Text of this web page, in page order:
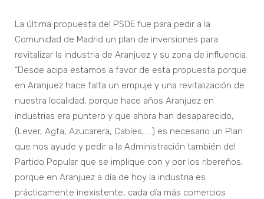
La última propuesta del PSOE fue para pedir a la
Comunidad de Madrid un plan de inversiones para
revitalizar la industria de Aranjuez y su zona de influencia.
“Desde acipa estamos a favor de esta propuesta porque
en Aranjuez hace falta un empuje y una revitalización de
nuestra localidad, porque hace años Aranjuez en
industrias era puntero y que ahora han desaparecido,
(Lever, Agfa, Azucarera, Cables, …) es necesario un Plan
que nos ayude y pedir a la Administración también del
Partido Popular que se implique con y por los ribereños,
porque en Aranjuez a día de hoy la industria es
prácticamente inexistente, cada día más comercios